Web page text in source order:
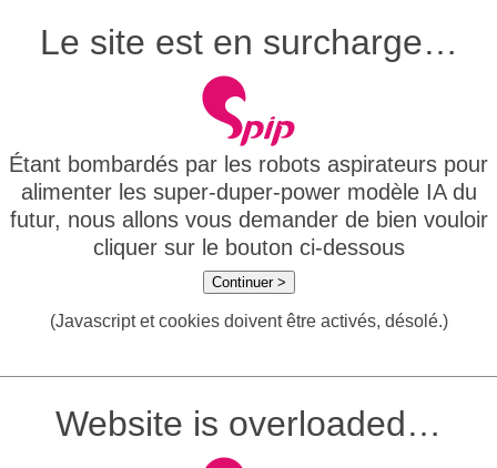
Le site est en surcharge…
Étant bombardés par les robots aspirateurs pour
alimenter les super-duper-power modèle IA du
futur, nous allons vous demander de bien vouloir
cliquer sur le bouton ci-dessous
Continuer >
(Javascript et cookies doivent être activés, désolé.)
Website is overloaded…